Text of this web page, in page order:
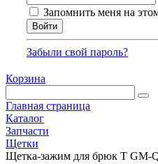
Запомнить меня на
Забыли свой пароль?
Корзина
Главная страница
Каталог
Запчасти
Щетки
Щетка-зажим для брюк T GM-